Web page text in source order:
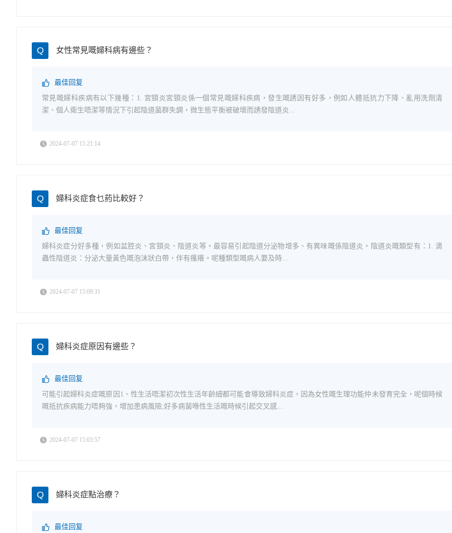
Q 女性常見嘅婦科病有邊些？
最佳回复
常見嘅婦科疾病有以下幾種：1. 宮頸炎宮頸炎係一個常見嘅婦科疾病，發生嘅誘因有好多，例如人體抵抗力下降、亂用洗劑清
潔、個人衛生唔潔等情況下引起陰道菌群失調，微生態平衡被破壞而誘發陰道炎...
2024-07-07 15:21:14
Q 婦科炎症食乜葯比較好？
最佳回复
婦科炎症分好多種，例如盆腔炎、宮頸炎、陰道炎等。最容易引起陰道分泌物增多、有異味嘅係陰道炎。陰道炎嘅類型有：1. 滴
蟲性陰道炎：分泌大量黃色嘅泡沫狀白帶，伴有瘙癢。呢種類型嘅病人要及時...
2024-07-07 15:09:31
Q 婦科炎症原因有邊些？
最佳回复
可能引起婦科炎症嘅原因1、性生活唔潔初次性生活年齡細都可能會導致婦科炎症，因為女性嘅生理功能仲未發育完全，呢個時候
嘅抵抗疾病能力唔夠強，增加患病風險;好多病菌喺性生活嘅時候引起交叉感...
2024-07-07 15:03:57
Q 婦科炎症點治療？
最佳回复